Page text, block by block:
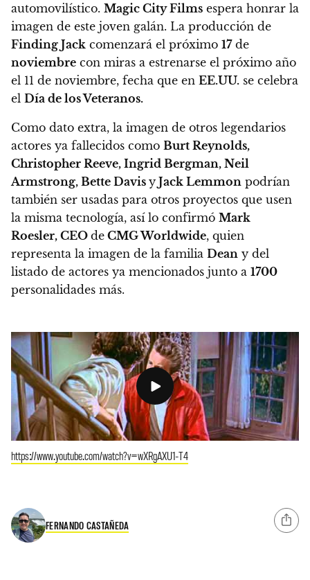
automovilístico. Magic City Films espera honrar la
imagen de este joven galán. La producción de
Finding Jack comenzará el próximo 17de
noviembre con miras a estrenarse el próximo año
el 11 de noviembre, fecha que en EE.UU. se celebra
el Día de los Veteranos.
Como dato extra, la imagen de otros legendarios
actores ya fallecidos como Burt Reynolds,
Christopher Reeve, Ingrid Bergman, Neil
Armstrong, Bette Davis y Jack Lemmon podrían
también ser usadas para otros proyectos que usen
la misma tecnología, así lo confirmó Mark
Roesler, CEO de CMG Worldwide, quien
representa la imagen de la familia Dean y del
listado de actores ya mencionados junto a 1700
personalidades más.
https://www.youtube.com/watch?v=wXRgAXU1-T4
FERNANDO CASTAÑEDA